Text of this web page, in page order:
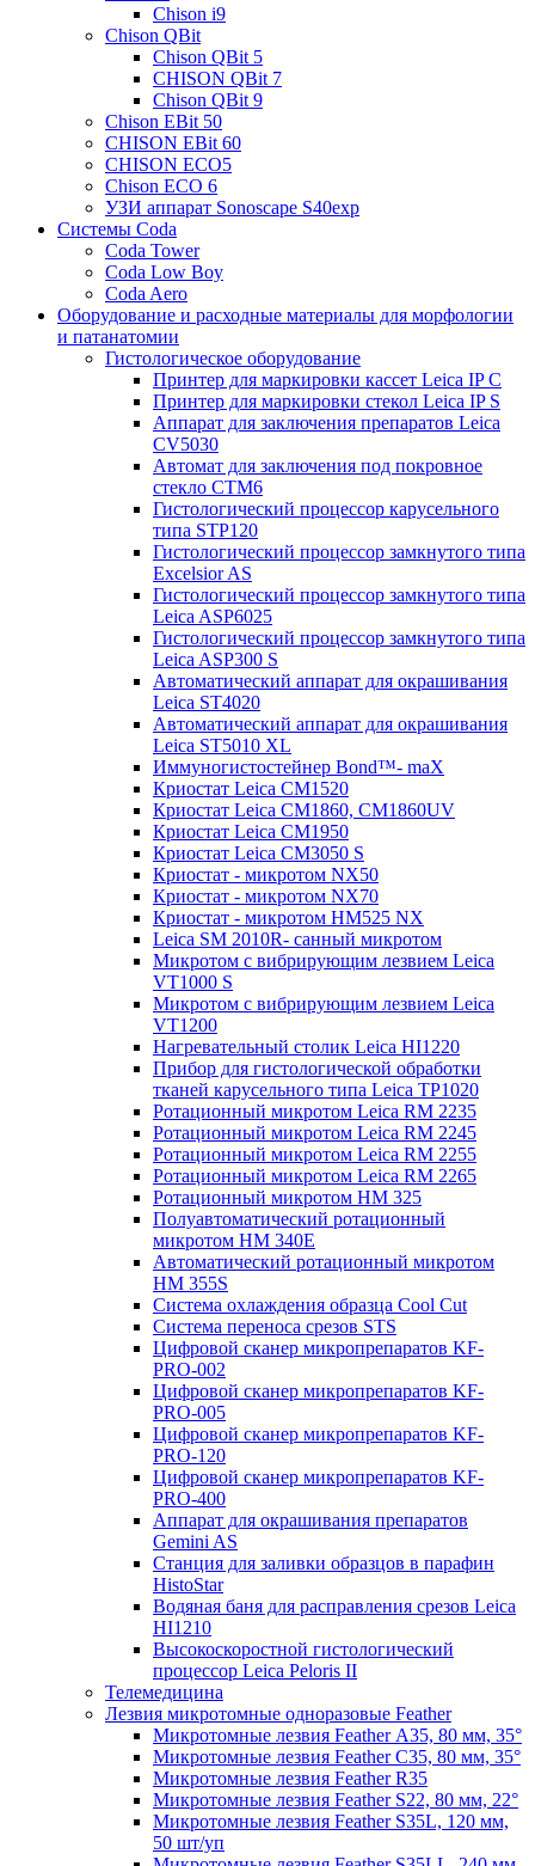
Chison i9
Chison QBit
Chison QBit 5
CHISON QBit 7
Chison QBit 9
Chison EBit 50
CHISON EBit 60
CHISON ECO5
Chison ECO 6
УЗИ аппарат Sonoscape S40exp
Системы Coda
Coda Tower
Coda Low Boy
Coda Aero
Оборудование и расходные материалы для морфологии
и патанатомии
Гистологическое оборудование
Принтер для маркировки кассет Leica IP C
Принтер для маркировки стекол Leica IP S
Аппарат для заключения препаратов Leica
CV5030
Автомат для заключения под покровное
стекло CTM6
Гистологический процессор карусельного
типа STP120
Гистологический процессор замкнутого типа
Excelsior AS
Гистологический процессор замкнутого типа
Leica ASP6025
Гистологический процессор замкнутого типа
Leica ASP300 S
Автоматический аппарат для окрашивания
Leica ST4020
Автоматический аппарат для окрашивания
Leica ST5010 XL
Иммуногистостейнер Bond™- maX
Криостат Leica CM1520
Криостат Leica CM1860, CM1860UV
Криостат Leica CM1950
Криостат Leica CM3050 S
Криостат - микротом NX50
Криостат - микротом NX70
Криостат - микротом HM525 NX
Leica SM 2010R- санный микротом
Микротом с вибрирующим лезвием Leica
VT1000 S
Микротом с вибрирующим лезвием Leica
VT1200
Нагревательный столик Leica HI1220
Прибор для гистологической обработки
тканей карусельного типа Leica TP1020
Ротационный микротом Leica RM 2235
Ротационный микротом Leica RM 2245
Ротационный микротом Leica RM 2255
Ротационный микротом Leica RM 2265
Ротационный микротом HM 325
Полуавтоматический ротационный
микротом HM 340E
Автоматический ротационный микротом
HM 355S
Система охлаждения образца Cool Cut
Система переноса срезов STS
Цифровой сканер микропрепаратов KF-
PRO-002
Цифровой сканер микропрепаратов KF-
PRO-005
Цифровой сканер микропрепаратов KF-
PRO-120
Цифровой сканер микропрепаратов KF-
PRO-400
Аппарат для окрашивания препаратов
Gemini AS
Станция для заливки образцов в парафин
HistoStar
Водяная баня для расправления срезов Leica
HI1210
Высокоскоростной гистологический
процессор Leica Peloris II
Телемедицина
Лезвия микротомные одноразовые Feather
Микротомные лезвия Feather А35, 80 мм, 35°
Микротомные лезвия Feather С35, 80 мм, 35°
Микротомные лезвия Feather R35
Микротомные лезвия Feather S22, 80 мм, 22°
Микротомные лезвия Feather S35L, 120 мм,
50 шт/уп